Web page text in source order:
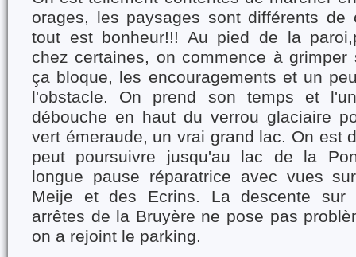
orages, les paysages sont différents
tout est bonheur!!! Au pied de la
chez certaines, on commence à
ça bloque, les encouragements et un
l'obstacle. On prend son temps et
débouche en haut du verrou glaciaire
vert émeraude, un vrai grand lac. On est
peut poursuivre jusqu'au lac de la
longue pause réparatrice avec vues
Meije et des Ecrins. La descente sur
arrêtes de la Bruyère ne pose pas
on a rejoint le parking.